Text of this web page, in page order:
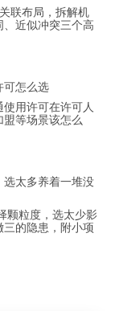
联布局，拆解机
近似冲突三个高
可怎么选
用许可在许可人
盟等场景该怎么
选太多养着一堆没
颗粒度，选太少影
的隐患，附小项